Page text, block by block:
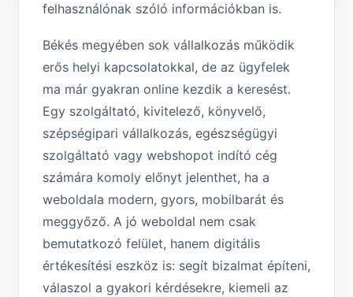
felhasználónak szóló információkban is.
Békés megyében sok vállalkozás működik
erős helyi kapcsolatokkal, de az ügyfelek
ma már gyakran online kezdik a keresést.
Egy szolgáltató, kivitelező, könyvelő,
szépségipari vállalkozás, egészségügyi
szolgáltató vagy webshopot indító cég
számára komoly előnyt jelenthet, ha a
weboldala modern, gyors, mobilbarát és
meggyőző. A jó weboldal nem csak
bemutatkozó felület, hanem digitális
értékesítési eszköz is: segít bizalmat építeni,
válaszol a gyakori kérdésekre, kiemeli az